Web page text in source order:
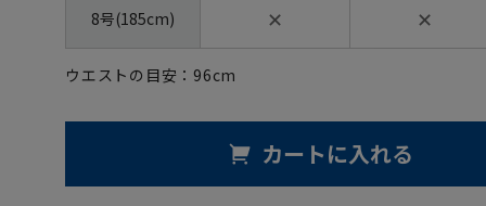
8号(185cm) ✕ ✕
ウエストの目安： 96cm
カートに入れる